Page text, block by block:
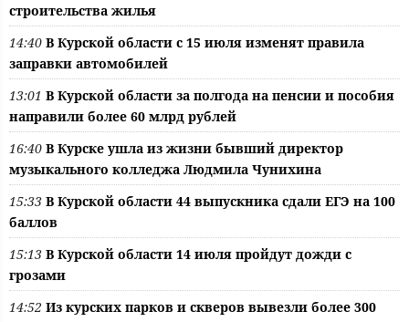
строительства жилья
14:40 В Курской области с 15 июля изменят правила
заправки автомобилей
13:01 В Курской области за полгода на пенсии и пособия
направили более 60 млрд рублей
16:40 В Курске ушла из жизни бывший директор
музыкального колледжа Людмила Чунихина
15:33 В Курской области 44 выпускника сдали ЕГЭ на 100
баллов
15:13 В Курской области 14 июля пройдут дожди с
грозами
14:52 Из курских парков и скверов вывезли более 300